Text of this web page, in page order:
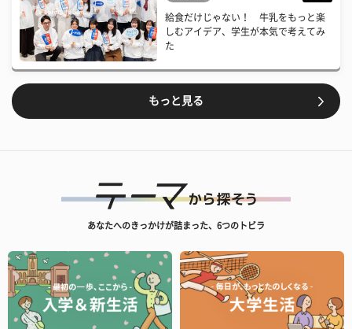
給食だけじゃない！ 牛乳をもっと楽
しむアイデア、学生が本気で考えてみ
た
もっと見る
あなたへのきっかけが詰まった、6つのトビラ